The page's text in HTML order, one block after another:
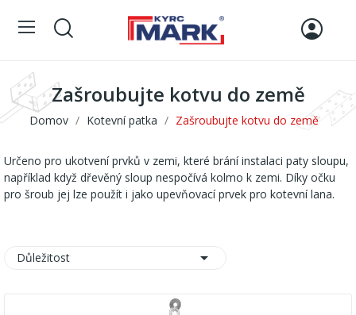
Zašroubujte kotvu do země
Domov Kotevní patka Zašroubujte kotvu do země
Určeno pro ukotvení prvků v zemi, které brání instalaci paty sloupu,
například když dřevěný sloup nespočívá kolmo k zemi. Díky očku
pro šroub jej lze použít i jako upevňovací prvek pro kotevní lana.
Důležitost 